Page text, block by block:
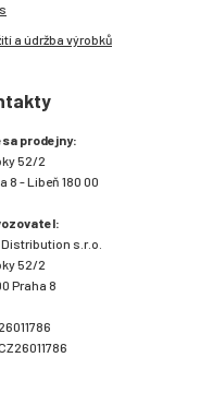
a údržba výrobků
prodejny:
52/2
8 - Libeň 180 00
Distribution s.r.o.
52/2
Praha 8